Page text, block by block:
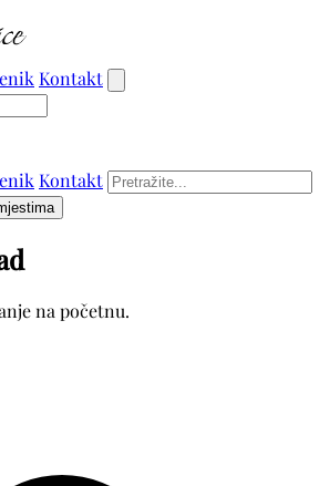
Kontakt
Kontakt
na početnu.